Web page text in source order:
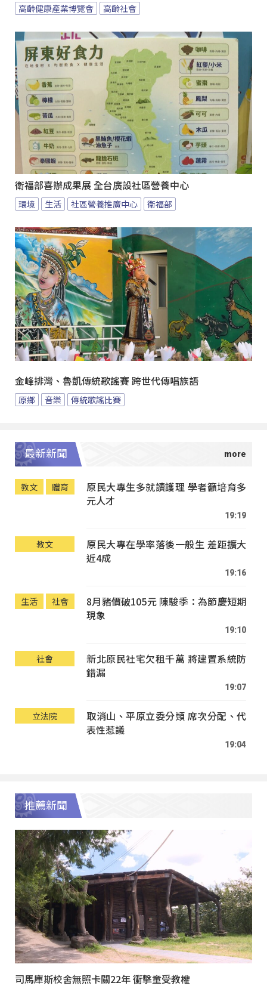
高齡健康產業博覽會
高齡社會
衛福部喜辦成果展 全台廣設社區營養中心
環境 生活 社區營養推廣中心 衛福部
金峰排灣、魯凱傳統歌謠賽 跨世代傳唱族語
原鄉 音樂 傳統歌謠比賽
最新新聞
教文 體育
原民大專生多就讀護理 學者籲培育多
元人才
19:19
教文
原民大專在學率落後一般生 差距擴大
近4成
19:16
生活 社會
8月豬價破105元 陳駿季：為節慶短期
現象
19:10
社會
新北原民社宅欠租千萬 將建置系統防
錯漏
19:07
立法院
取消山、平原立委分類 席次分配、代
表性惹議
19:04
推薦新聞
司馬庫斯校舍無照卡關22年 衝擊童受教權